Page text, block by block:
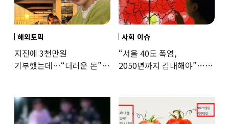
해외토픽
지진에 3천만원
기부했는데…“더러운 돈”
사회 이슈
“서울 40도 폭염,
2050년까지 감내해야”…